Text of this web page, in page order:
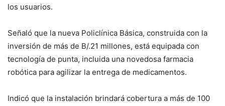
los usuarios.
Señaló que la nueva Policlínica Básica, construida con la
inversión de más de B/.21 millones, está equipada con
tecnología de punta, incluida una novedosa farmacia
robótica para agilizar la entrega de medicamentos.
Indicó que la instalación brindará cobertura a más de 100